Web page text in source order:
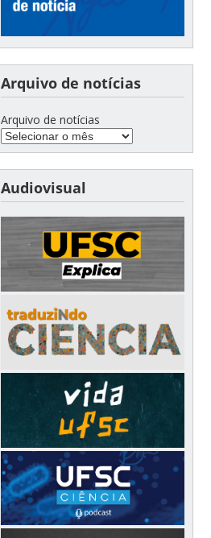
Arquivo de notícias
Arquivo de notícias
Audiovisual